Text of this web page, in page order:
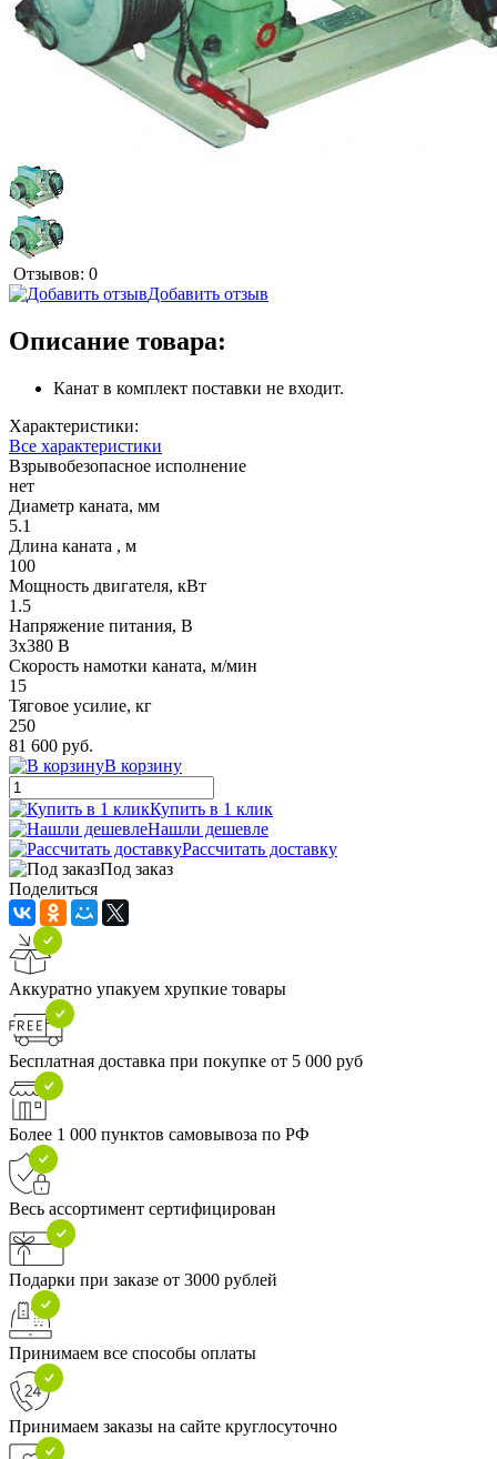
Отзывов: 0
Добавить отзыв
Описание товара:
Канат в комплект поставки не входит.
Характеристики:
Все характеристики
Взрывобезопасное исполнение
нет
Диаметр каната, мм
5.1
Длина каната , м
100
Мощность двигателя, кВт
1.5
Напряжение питания, В
3x380 В
Скорость намотки каната, м/мин
15
Тяговое усилие, кг
250
81 600 руб.
В корзину
Купить в 1 клик
Нашли дешевле
Рассчитать доставку
Под заказ
Поделиться
Аккуратно упакуем хрупкие товары
Бесплатная доставка при покупке от 5 000 руб
Более 1 000 пунктов самовывоза по РФ
Весь ассортимент сертифицирован
Подарки при заказе от 3000 рублей
Принимаем все способы оплаты
Принимаем заказы на сайте круглосуточно